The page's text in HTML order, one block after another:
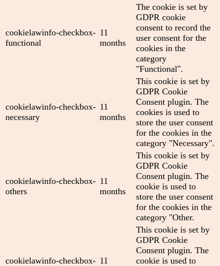
cookielawinfo-checkbox-
functional
11
months
The cookie is set by
GDPR cookie
consent to record the
user consent for the
cookies in the
category
"Functional".
cookielawinfo-checkbox-
necessary
11
months
This cookie is set by
GDPR Cookie
Consent plugin. The
cookies is used to
store the user consent
for the cookies in the
category "Necessary".
cookielawinfo-checkbox-
others
11
months
This cookie is set by
GDPR Cookie
Consent plugin. The
cookie is used to
store the user consent
for the cookies in the
category "Other.
cookielawinfo-checkbox- 11
This cookie is set by
GDPR Cookie
Consent plugin. The
cookie is used to